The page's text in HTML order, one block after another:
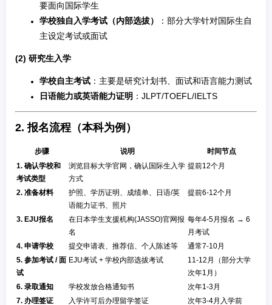
要面向国际学生
学校独自入学考试（内部选拔）
：部分大学针对国际生自
主设定考试或面试
(2) 研究生入学
学校自主考试 ：主要是研究计划书、面试和语言能力测试
日语能力或英语能力证明 ：JLPT/TOEFL/IELTS
2. 报名流程（本科为例）
步骤 说明
时间节点
1. 确认学校和
考试类型
浏览目标大学官网，确认国际生入学
方式
提前12个月
2. 准备材料
护照、学历证明、成绩单、日语/英
语能力证书、照片
提前6-12个月
3. EJU报名
在日本学生支援机构(JASSO)官网报
名
每年4-5月报名 → 6
月考试
4. 申请学校
提交申请表、推荐信、个人陈述等
通常7-10月
5. 参加考试 / 面
试
EJU考试 + 学校内部选拔考试
11-12月（部分大学
次年1月）
6. 录取通知
学校发放合格通知书
次年1-3月
7. 办理签证
入学许可后办理留学签证 次年3-4月入学前